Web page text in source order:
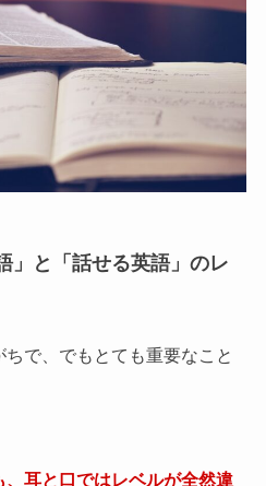
」と「話せる英語」のレ
で、でもとても重要なこと
、耳と口ではレベルが全然違